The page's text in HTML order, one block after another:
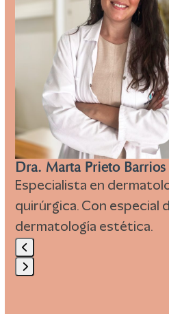
keys
access
carousel
navigation
buttons
Dra. Marta Prieto Barrios
Especialista en
quirúrgica. Con especial
dermatología estética.